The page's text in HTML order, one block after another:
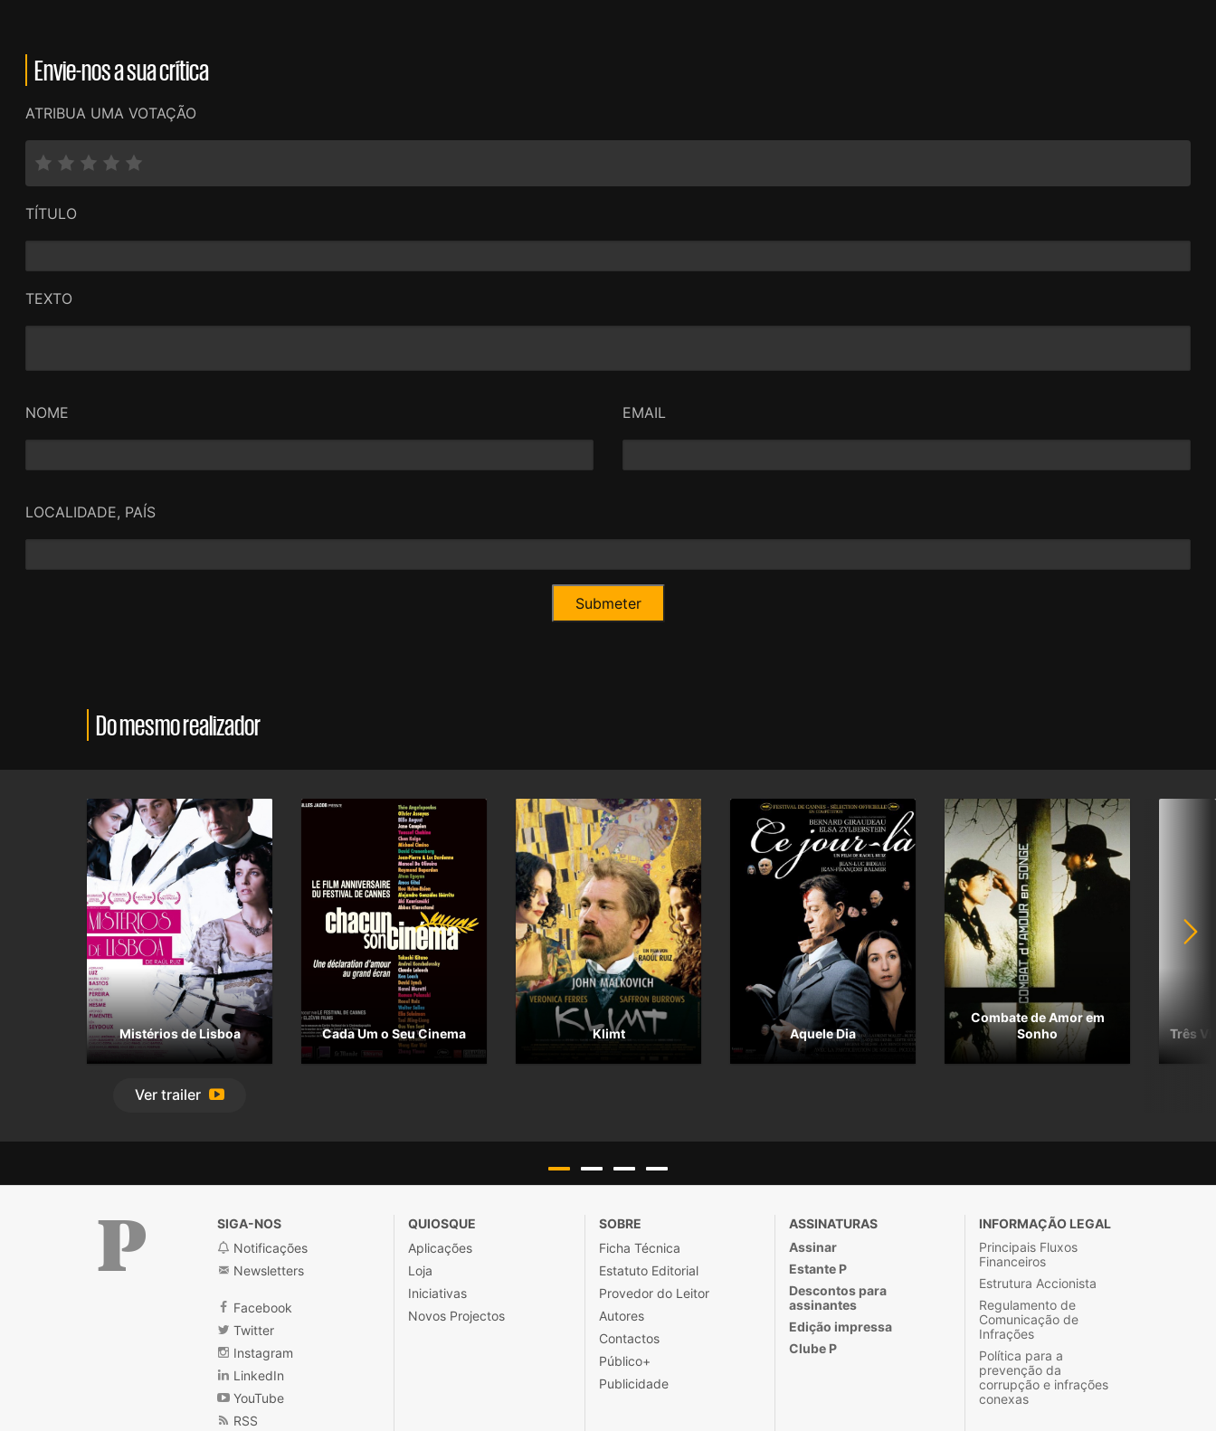
Envie-nos a sua crítica
ATRIBUA UMA VOTAÇÃO
TÍTULO
TEXTO
NOME EMAIL
LOCALIDADE, PAÍS
Do mesmo realizador
Mistérios de Lisboa
Ver trailer
Cada Um o Seu Cinema Klimt Aquele Dia
Combate de Amor em
Sonho
Três
Público
SIGA-NOS
Notificações
Newsletters
Facebook
Twitter
Instagram
LinkedIn
YouTube
RSS
QUIOSQUE
Aplicações
Loja
Iniciativas
Novos Projectos
SOBRE
Ficha Técnica
Estatuto Editorial
Provedor do Leitor
Autores
Contactos
Público+
Publicidade
ASSINATURAS
Assinar
Estante P
Descontos para
assinantes
Edição impressa
Clube P
INFORMAÇÃO LEGAL
Principais Fluxos
Financeiros
Estrutura Accionista
Regulamento de
Comunicação de
Infrações
Política para a
prevenção da
corrupção e infrações
conexas